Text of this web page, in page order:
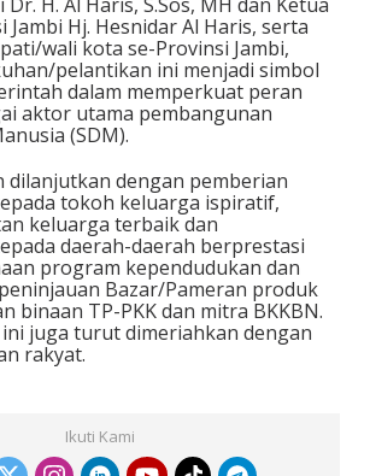
Jambi Hj. Hesnidar Al Haris, serta
wali kota se-Provinsi Jambi,
pelantikan ini menjadi simbol
dalam memperkuat peran
aktor utama pembangunan
(SDM).
dilanjutkan dengan pemberian
tokoh keluarga ispiratif,
keluarga terbaik dan
daerah-daerah berprestasi
program kependudukan dan
Bazar/Pameran produk
binaan TP-PKK dan mitra BKKBN.
juga turut dimeriahkan dengan
rakyat.
Ikuti Kami